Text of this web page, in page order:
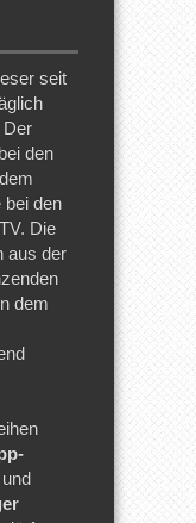
seit
Der
den
bei den
Die
aus der
dem
und